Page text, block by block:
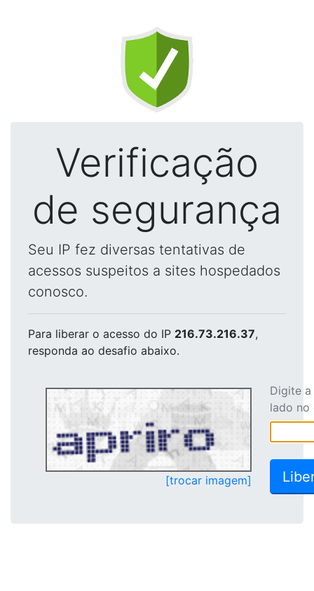
Verificação
de segurança
Seu IP fez diversas tentativas de
acessos suspeitos a sites hospedados
conosco.
Para liberar o acesso do IP 216.73.216.37,
responda ao desafio abaixo.
[trocar imagem]
Digite
lado no